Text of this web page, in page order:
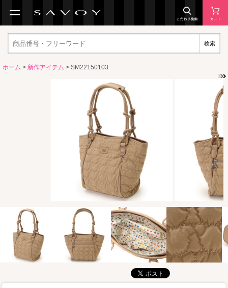
検索
ホーム > 新作アイテム > SM22150103